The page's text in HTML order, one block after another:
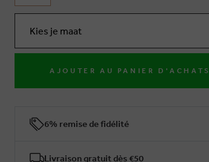
Kies je maat
AJOUTER AU PANIER D'ACHATS
6% remise de fidélité
Livraison gratuit dès €50